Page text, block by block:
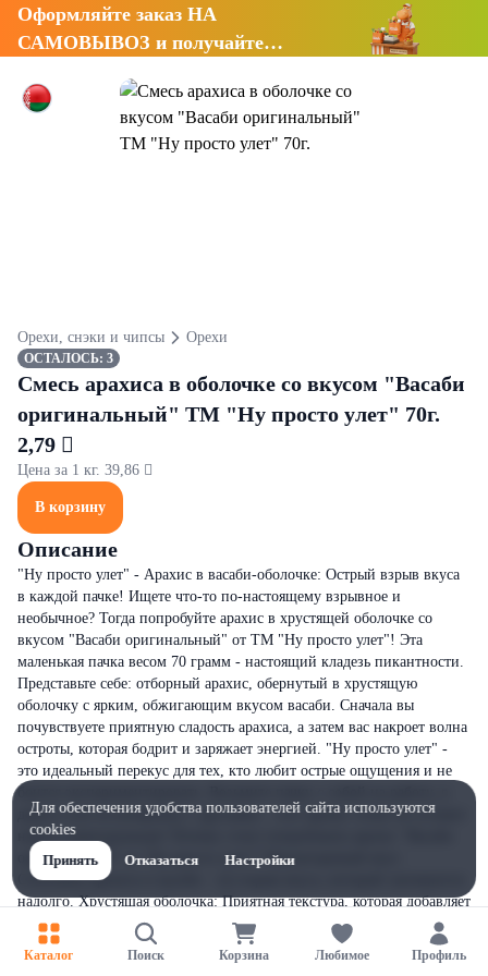
Оформляйте заказ НА
САМОВЫВОЗ и получайте
Орехи, снэки и чипсы Орехи
ОСТАЛОСЬ: 3
Смесь арахиса в оболочке со вкусом "Васаби
оригинальный" ТМ "Ну просто улет" 70г.
2,79 
Цена за 1 кг. 39,86 
В корзину
Описание
"Ну просто улет" - Арахис в васаби-оболочке: Острый взрыв вкуса
в каждой пачке! Ищете что-то по-настоящему взрывное и
необычное? Тогда попробуйте арахис в хрустящей оболочке со
вкусом "Васаби оригинальный" от ТМ "Ну просто улет"! Эта
маленькая пачка весом 70 грамм - настоящий кладезь пикантности.
Представьте себе: отборный арахис, обернутый в хрустящую
оболочку с ярким, обжигающим вкусом васаби. Сначала вы
почувствуете приятную сладость арахиса, а затем вас накроет волна
остроты, которая бодрит и заряжает энергией. "Ну просто улет" -
это идеальный перекус для тех, кто любит острые ощущения и не
боится экспериментировать. Возьмите пачку с собой на работу, в
дорогу или на вечеринку с друзьями - этот арахис точно не оставит
никого равнодушным! Почему стоит попробовать арахис "Васаби
оригинальный" от "Ну просто улет"? Неповторимый вкус:
Сочетание арахиса и васаби - это взрыв вкуса, который запомнится
надолго. Хрустящая оболочка: Приятная текстура, которая добавляет
удовольствия от каж
Каталог Поиск Корзина Любимое Профиль
Для обеспечения удобства пользователей сайта используются
cookies
Принять
Отказаться Настройки